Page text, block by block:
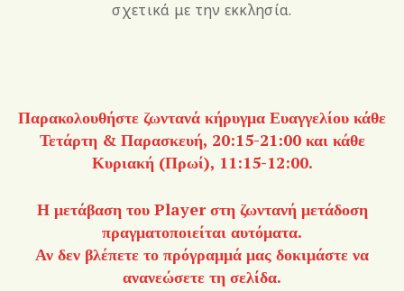
σχετικά με την εκκλησία.
Παρακολουθήστε ζωντανά κήρυγμα Ευαγγελίου κάθε
Τετάρτη & Παρασκευή, 20:15-21:00 και κάθε
Κυριακή (Πρωί), 11:15-12:00.
Η μετάβαση του Player στη ζωντανή μετάδοση
πραγματοποιείται αυτόματα.
Αν δεν βλέπετε το πρόγραμμά μας δοκιμάστε να
ανανεώσετε τη σελίδα.